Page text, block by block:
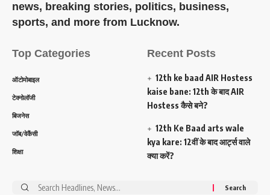
news, breaking stories, politics, business,
sports, and more from Lucknow.
Top Categories
ऑटोमोबाइल
टेक्नोलॉजी
बिजनेस
जॉब/वेकैंसी
शिक्षा
Recent Posts
12th ke baad AIR Hostess
kaise bane: 12th के बाद AIR
Hostess कैसे बने?
12th Ke Baad arts wale
kya kare: 12वीं के बाद आर्ट्स वाले
क्या करें?
Search